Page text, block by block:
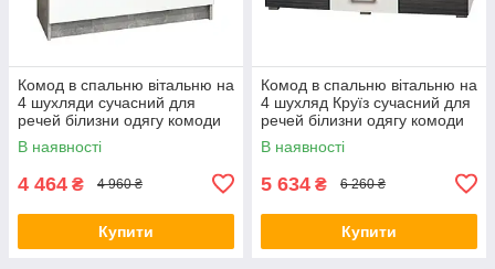
Комод в спальню вітальню на
4 шухляди сучасний для
речей білизни одягу комоди
для спальні тумба комод
80/4Ш індастріал білий
В наявності
4 464 ₴ 4 960 ₴
Купити
Комод в спальню вітальню на
4 шухляд Круїз сучасний для
речей білизни одягу комоди
для спальні тумба комод в
кімнату
В наявності
5 634 ₴ 6 260 ₴
Купити